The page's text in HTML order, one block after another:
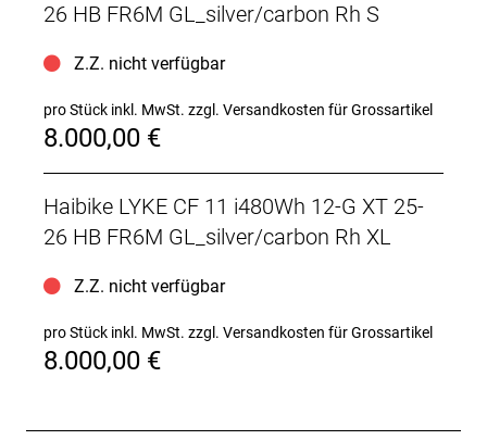
26 HB FR6M GL_silver/carbon Rh S
Z.Z. nicht verfügbar
pro Stück inkl. MwSt. zzgl. Versandkosten für Grossartikel
8.000,00 €
Haibike LYKE CF 11 i480Wh 12-G XT 25-
26 HB FR6M GL_silver/carbon Rh XL
Z.Z. nicht verfügbar
pro Stück inkl. MwSt. zzgl. Versandkosten für Grossartikel
8.000,00 €